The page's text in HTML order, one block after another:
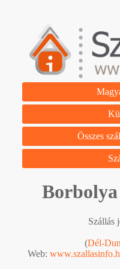
Összes
Szállás
(Dél-
Web: